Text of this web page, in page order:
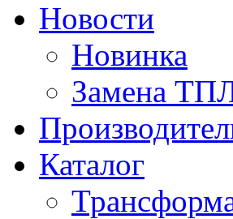
Новости
Новинка
Замена
Каталог